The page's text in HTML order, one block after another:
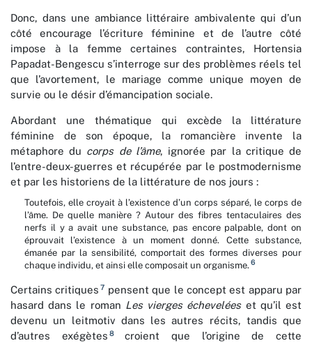
Donc, dans une ambiance littéraire ambivalente qui d’un
côté encourage l’écriture féminine et de l’autre côté
impose à la femme certaines contraintes, Hortensia
Papadat-Bengescu s’interroge sur des problèmes réels tel
que l’avortement, le mariage comme unique moyen de
survie ou le désir d’émancipation sociale.
Abordant une thématique qui excède la littérature
féminine de son époque, la romancière invente la
métaphore du corps de l’âme, ignorée par la critique de
l’entre-deux-guerres et récupérée par le postmodernisme
et par les historiens de la littérature de nos jours :
Toutefois, elle croyait à l’existence d’un corps séparé, le corps de
l’âme. De quelle manière ? Autour des fibres tentaculaires des
nerfs il y a avait une substance, pas encore palpable, dont on
éprouvait l’existence à un moment donné. Cette substance,
émanée par la sensibilité, comportait des formes diverses pour
chaque individu, et ainsi elle composait un organisme.6
Certains critiques 7 pensent que le concept est apparu par
hasard dans le roman Les vierges écheveléeset qu’il est
devenu un leitmotiv dans les autres récits, tandis que
d’autres exégètes 8croient que l’origine de cette